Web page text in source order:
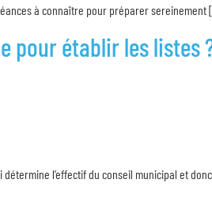
à connaître pour préparer
pour établir les listes
l’effectif du conseil municipal et